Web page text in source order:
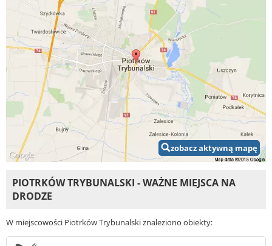
zobacz aktywną mapę
PIOTRKÓW TRYBUNALSKI - WAŻNE MIEJSCA NA
DRODZE
W miejscowości Piotrków Trybunalski znaleziono obiekty: